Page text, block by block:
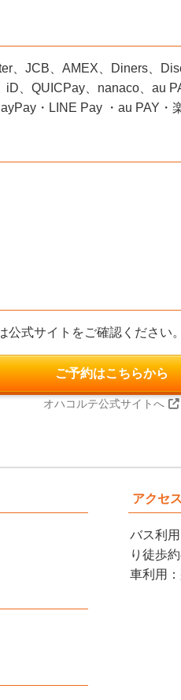
、JCB、AMEX、Diners、
iD、QUICPay、nanaco、au
・LINE Pay ・au PAY
式サイトをご確認ください。
ご予約はこちらから
オハコルテ公式サイトへ
アクセス
バス利
り徒歩
車利用